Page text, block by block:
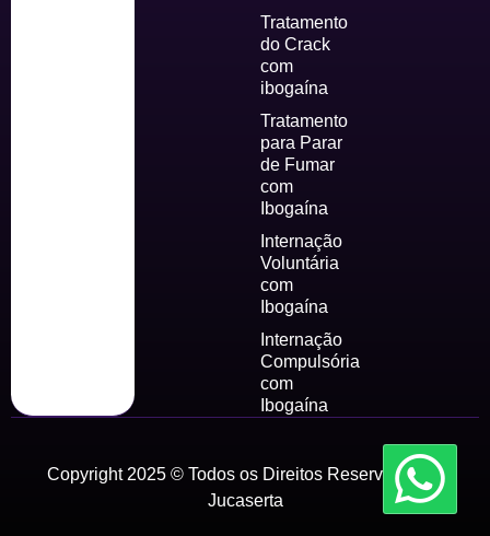
Tratamento
do Crack
com
ibogaína
Tratamento
para Parar
de Fumar
com
Ibogaína
Internação
Voluntária
com
Ibogaína
Internação
Compulsória
com
Ibogaína
Copyright 2025 © Todos os Direitos Reservados by
Jucaserta